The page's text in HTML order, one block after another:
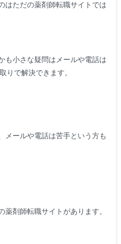
はただの薬剤師転職サイトでは
も小さな疑問はメールや電話は
りで解決できます。
メールや電話は苦手という方も
薬剤師転職サイトがあります。